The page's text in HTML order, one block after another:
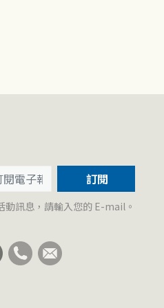
訂閱
動訊息，請輸入您的 E-mail。